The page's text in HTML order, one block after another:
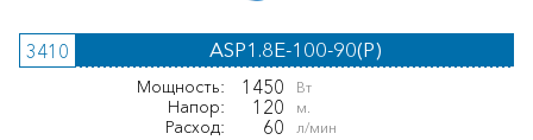
3410 ASP1.8E-100-90(P)
Мощность: 1450 Вт
Напор: 120 м.
Расход: 60 л/мин